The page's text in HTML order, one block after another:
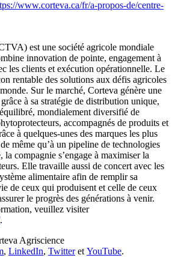
www.corteva.ca/fr/a-propos-de/centre-
est une société agricole mondiale
innovation de pointe, engagement à
les clients et exécution opérationnelle. Le
rentable des solutions aux défis agricoles
Sur le marché, Corteva génère une
à sa stratégie de distribution unique,
mondialement diversifié de
accompagnés de produits et
à quelques-unes des marques les plus
même qu’à un pipeline de technologies
compagnie s’engage à maximiser la
Elle travaille aussi de concert avec les
alimentaire afin de remplir sa
de ceux qui produisent et celle de ceux
le progrès des générations à venir.
veuillez visiter
.
Agriscience
, LinkedIn, Twitteret YouTube.